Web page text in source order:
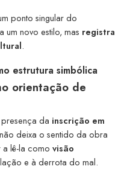
ponto singular do
um novo estilo, mas registra
.
estrutura simbólica
orientação de
da inscrição em
deixa o sentido da obra
lê-la como visão
e à derrota do mal.